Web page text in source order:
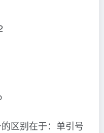
区别在于：单引号